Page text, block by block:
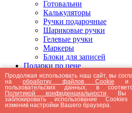
Готовальни
Калькуляторы
Ручки подарочные
Шариковые ручки
Гелевые ручки
Маркеры
Блоки для записей
Подарки по цене
Подарки от 5000 рублей
Подарки до 5000 рублей
Подарки до 3000 рублей
Подарки до 2000 рублей
Подарки до 1000 рублей
Продолжая использовать наш сайт, вы
наобработку файлов Cookie и
пользовательских данных, в
Политикой конфиденциальности . Вы
заблокировать использование Cookies
изменив настройки Вашего браузера.